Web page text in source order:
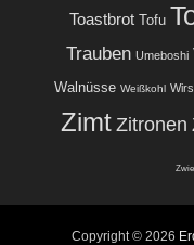
Toastbrot Tofu
Trauben Umeboshi
Walnüsse Weißkohl
Zimt Zitronen
Copyright © 2026